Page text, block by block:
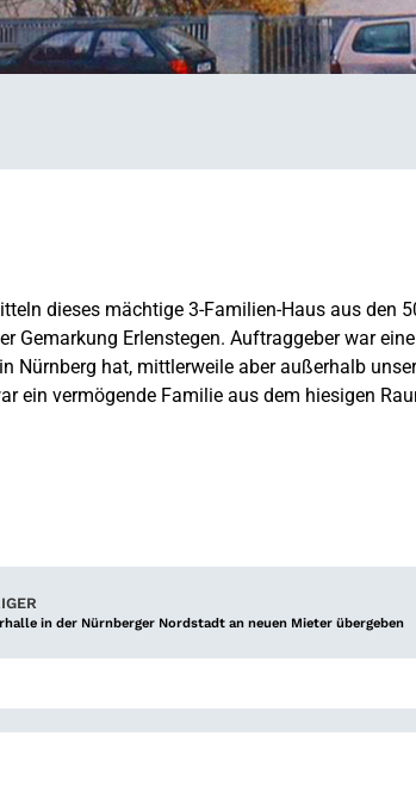
dieses mächtige 3-Familien-Haus aus den
Gemarkung Erlenstegen. Auftraggeber war
Nürnberg hat, mittlerweile aber außerhalb
ein vermögende Familie aus dem hiesigen
in der Nürnberger Nordstadt an neuen Mieter übergeben